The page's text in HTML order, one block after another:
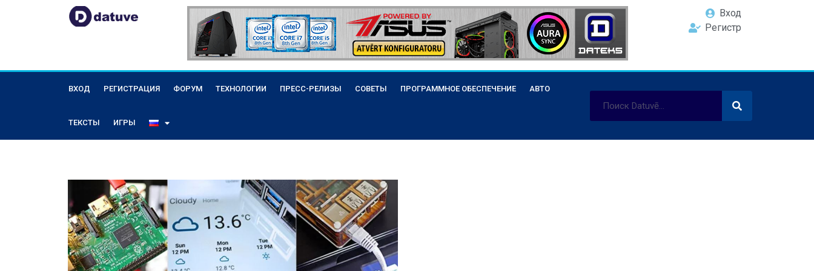
Вход
Регистр
ВХОД РЕГИСТРАЦИЯ ФОРУМ ТЕХНОЛОГИИ ПРЕСС-РЕЛИЗЫ СОВЕТЫ ПРОГРАММНОЕ ОБЕСПЕЧЕНИЕ АВТО
ТЕКСТЫ ИГРЫ